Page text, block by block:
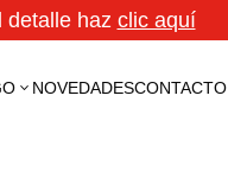
detalle haz clic aquí
3 NOVEDADESCONTACTO